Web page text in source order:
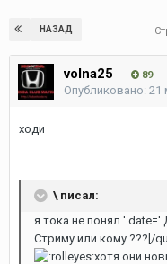
НАЗАД
volna25 89
Опубликовано: 21
ходи
\ писал:
я тока не понял ' date='
Стриму или кому ???[/
хотя они